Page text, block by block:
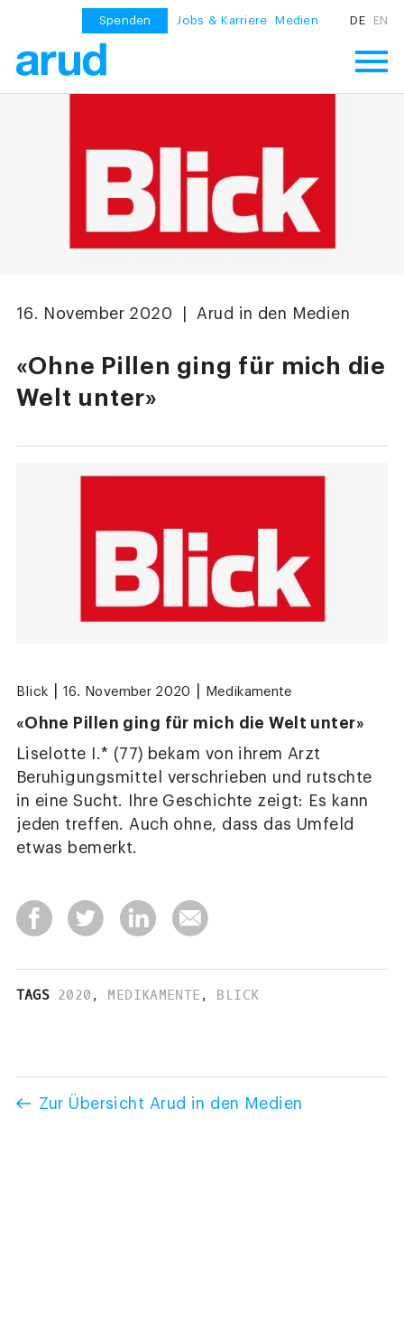
Spenden Jobs & Karriere Medien DE EN
16. November 2020 | Arud in den Medien
«Ohne Pillen ging für mich die
Welt unter»
Blick 16. November 2020 Medikamente
«Ohne Pillen ging für mich die Welt unter»
Liselotte I.* (77) bekam von ihrem Arzt
Beruhigungsmittel verschrieben und rutschte
in eine Sucht. Ihre Geschichte zeigt: Es kann
jeden treffen. Auch ohne, dass das Umfeld
etwas bemerkt.
TAGS 2020 , MEDIKAMENTE , BLICK
Zur Übersicht Arud in den Medien